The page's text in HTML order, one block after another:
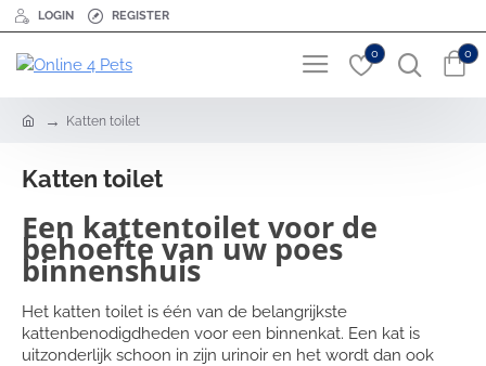
LOGIN REGISTER
0 0
e
Katten toilet
Katten toilet
Een kattentoilet voor de
behoefte van uw poes
binnenshuis
Het katten toilet is één van de belangrijkste
kattenbenodigdheden voor een binnenkat. Een kat is
uitzonderlijk schoon in zijn urinoir en het wordt dan ook